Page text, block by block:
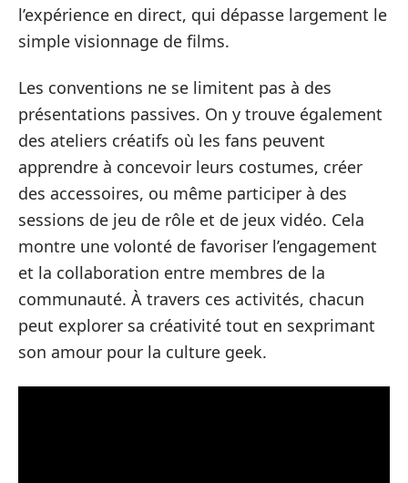
l’expérience en direct, qui dépasse largement le
simple visionnage de films.
Les conventions ne se limitent pas à des
présentations passives. On y trouve également
des ateliers créatifs où les fans peuvent
apprendre à concevoir leurs costumes, créer
des accessoires, ou même participer à des
sessions de jeu de rôle et de jeux vidéo. Cela
montre une volonté de favoriser l’engagement
et la collaboration entre membres de la
communauté. À travers ces activités, chacun
peut explorer sa créativité tout en sexprimant
son amour pour la culture geek.